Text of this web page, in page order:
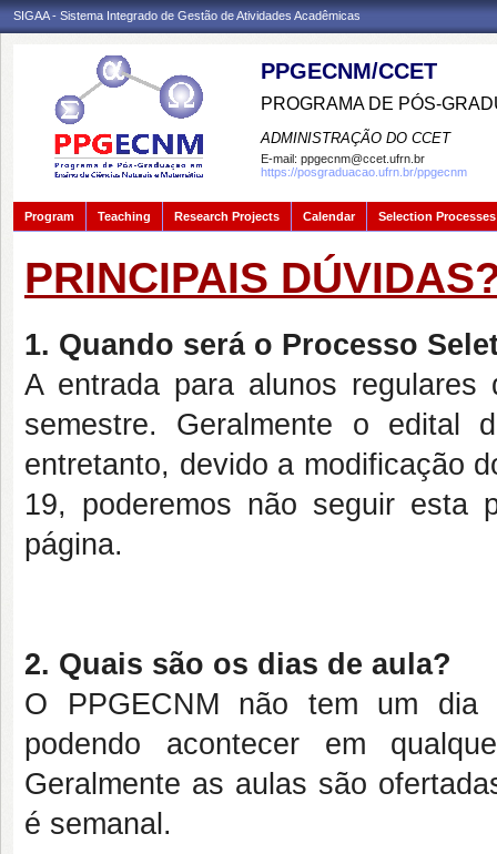
SIGAA - Sistema Integrado de Gestão de Atividades Acadêmicas
PPGECNM/CCET
PROGRAMA DE PÓS-
ADMINISTRAÇÃO DO CCET
E-mail: ppgecnm@ccet.ufrn.br
https://posgraduacao.ufrn.br/ppgecnm
Program Teaching Research Projects Calendar Selection Processes
PRINCIPAIS
1. Quando será o Processo
A entrada para alunos
semestre. Geralmente o edital
entretanto, devido a modificação
19, poderemos não seguir esta
página.
2. Quais são os dias de aula?
O PPGECNM não tem um dia
podendo acontecer em
Geralmente as aulas são
é semanal.